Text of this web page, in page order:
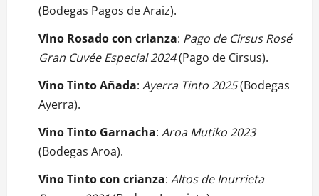
(Bodegas Pagos de Araiz).
Vino Rosado con crianza: Pago de Cirsus Rosé
Gran Cuvée Especial 2024(Pago de Cirsus).
Vino Tinto Añada: Ayerra Tinto 2025(Bodegas
Ayerra).
Vino Tinto Garnacha: Aroa Mutiko 2023
(Bodegas Aroa).
Vino Tinto con crianza: Altos de Inurrieta